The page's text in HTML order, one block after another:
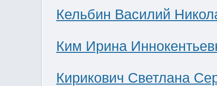
Кельбин Василий
Ким Ирина
Кирикович Светлана